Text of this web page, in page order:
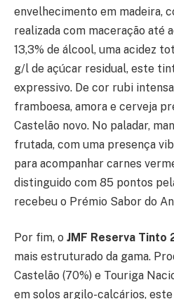
envelhecimento em madeira,
realizada com maceração até
13,3% de álcool, uma acidez
g/l de açúcar residual, este
expressivo. De cor rubi
framboesa, amora e cerveja
Castelão novo. No paladar,
frutada, com uma presença
para acompanhar carnes
distinguido com 85 pontos
recebeu o Prémio Sabor do
Por fim, o JMF Reserva Tinto
mais estruturado da gama.
Castelão (70%) e Touriga
em solos argilo-calcários,